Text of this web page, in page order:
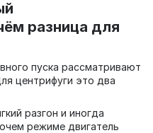
разница для
пуска рассматривают
центрифуги это два
разгон и иногда
режиме двигатель